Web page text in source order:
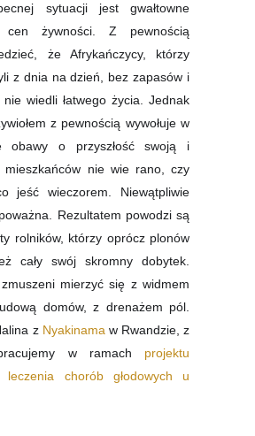
sytuacji jest gwałtowne
cen żywności. Z pewnością
że Afrykańczycy, którzy
z dnia na dzień, bez zapasów i
nie wiedli łatwego życia. Jednak
z pewnością wywołuje w
obawy o przyszłość swoją i
mieszkańców nie wie rano, czy
jeść wieczorem. Niewątpliwie
Rezultatem powodzi są
rolników, którzy oprócz plonów
cały swój skromny dobytek.
mierzyć się z widmem
domów, z drenażem pól.
zNyakinama w Rwandzie, z
w ramach projektu
leczenia chorób głodowych u